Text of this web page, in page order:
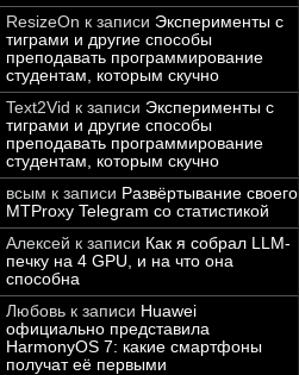
ResizeOn к записи Эксперименты с
тиграми и другие способы
преподавать программирование
студентам, которым скучно
Text2Vid к записи Эксперименты с
тиграми и другие способы
преподавать программирование
студентам, которым скучно
всым к записи Развёртывание своего
MTProxy Telegram со статистикой
Алексей к записи Как я собрал LLM-
печку на 4 GPU, и на что она
способна
Любовь к записи Huawei
официально представила
HarmonyOS 7: какие смартфоны
получат её первыми